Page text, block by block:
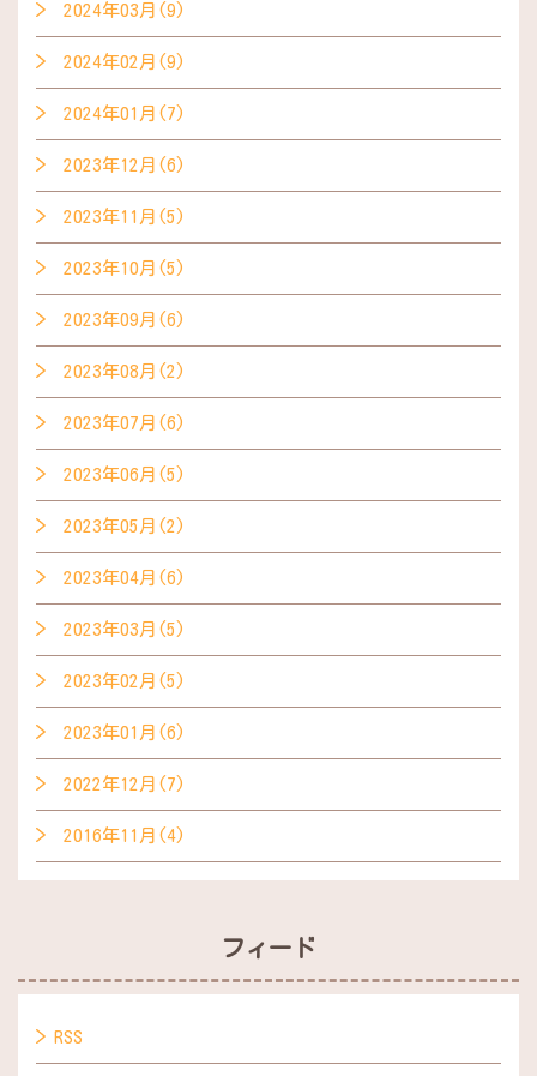
2024年03月(9)
2024年02月(9)
2024年01月(7)
2023年12月(6)
2023年11月(5)
2023年10月(5)
2023年09月(6)
2023年08月(2)
2023年07月(6)
2023年06月(5)
2023年05月(2)
2023年04月(6)
2023年03月(5)
2023年02月(5)
2023年01月(6)
2022年12月(7)
2016年11月(4)
フィード
RSS